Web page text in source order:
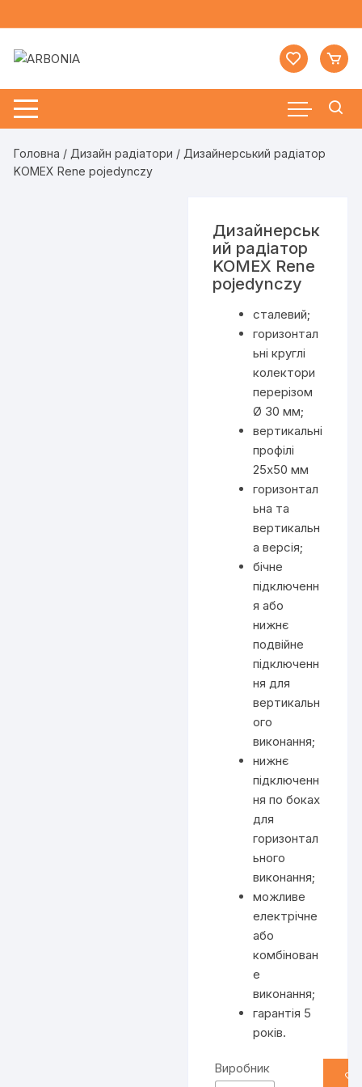
до
вмісту
Головна / Дизайн радіатори / Дизайнерський радіатор
KOMEX Rene pojedynczy
Дизайнерськ
ий радіатор
KOMEX Rene
pojedynczy
сталевий;
горизонтал
ьні круглі
колектори
перерізом
Ø 30 мм;
вертикальні
профілі
25х50 мм
горизонтал
ьна та
вертикальн
а версія;
бічне
підключенн
я або
нижнє
подвійне
підключенн
ня для
вертикальн
ого
виконання;
нижнє
підключенн
ня по боках
для
горизонтал
ьного
виконання;
можливе
електрічне
або
комбінован
е
виконання;
гарантія 5
років.
Виробник